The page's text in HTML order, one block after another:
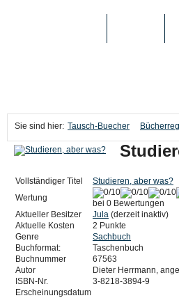
Sie sind hier: Tausch-Buecher
Vollständiger Titel
Studieren, aber was?
Wertung
bei 0 Bewertungen
Aktueller Besitzer
Jula (derzeit inaktiv)
Aktuelle Kosten
2 Punkte
Genre
Sachbuch
Buchformat:
Taschenbuch
Buchnummer
67563
Autor
Dieter Herrmann,
ISBN-Nr.
3-8218-3894-9
Erscheinungsdatum